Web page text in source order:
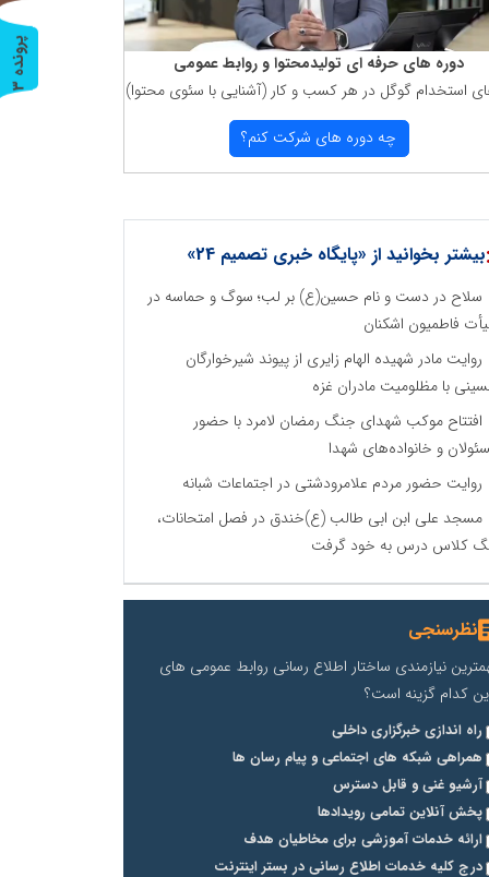
دوره های حرفه ای تولیدمحتوا و روابط عمومی
استخدام گوگل در هر كسب و كار (آشنایی با سئوی محتوا)
چه دوره های شركت كنم؟
بیشتر بخوانید از «پایگاه خبری تصمیم 24»
سلاح در دست و نام حسین(ع) بر لب؛ سوگ و حماسه در
فاطمیون اشکنان
روایت مادر شهیده الهام زایری از پیوند شیرخوارگان
با مظلومیت مادران غزه
افتتاح موکب شهدای جنگ رمضان لامرد با حضور
و خانواده‌های شهدا
روایت حضور مردم علامرودشتی در اجتماعات شبانه
مسجد علی ابن ابی طالب (ع)خندق در فصل امتحانات،
کلاس درس به خود گرفت
نظرسنجی
نیازمندی ساختار اطلاع رسانی روابط عمومی های
کدام گزینه است؟
راه اندازی خبرگزاری داخلی
همراهی شبکه های اجتماعی و پیام رسان ها
آرشیو غنی و قابل دسترس
پخش آنلاین تمامی رویدادها
ارائه خدمات آموزشی برای مخاطیان هدف
درج کلیه خدمات اطلاع رسانی در بستر اینترنت
پ
ر
و
ن
د
ه
3